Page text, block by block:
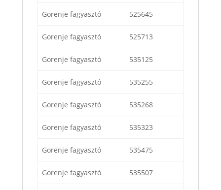
Gorenje fagyasztó 525645
Gorenje fagyasztó 525713
Gorenje fagyasztó 535125
Gorenje fagyasztó 535255
Gorenje fagyasztó 535268
Gorenje fagyasztó 535323
Gorenje fagyasztó 535475
Gorenje fagyasztó 535507